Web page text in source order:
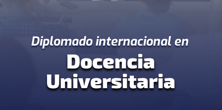
Diplomado internacional en
Docencia
Universitaria